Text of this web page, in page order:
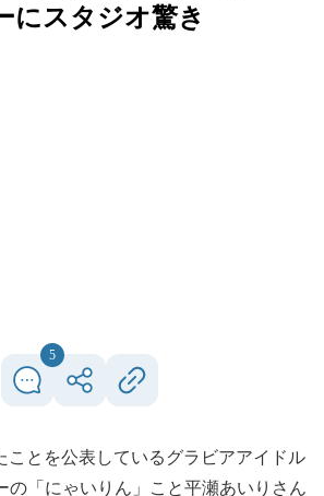
にスタジオ驚き
5
とを公表しているグラビアアイドル
の「にゃいりん」こと平瀬あいりさん